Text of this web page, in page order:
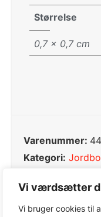
Vi værdsætter
Vi bruger cookies til
Størrelse
0,7 × 0,7 cm
Varenummer:
Kategori:
Varemærke: